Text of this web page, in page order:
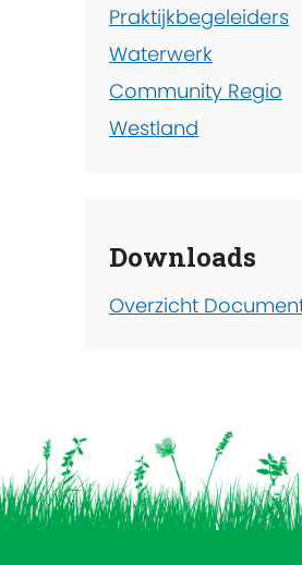
Praktijkbegeleiders
Waterwerk
Community Regio
Westland
Downloads
Overzicht